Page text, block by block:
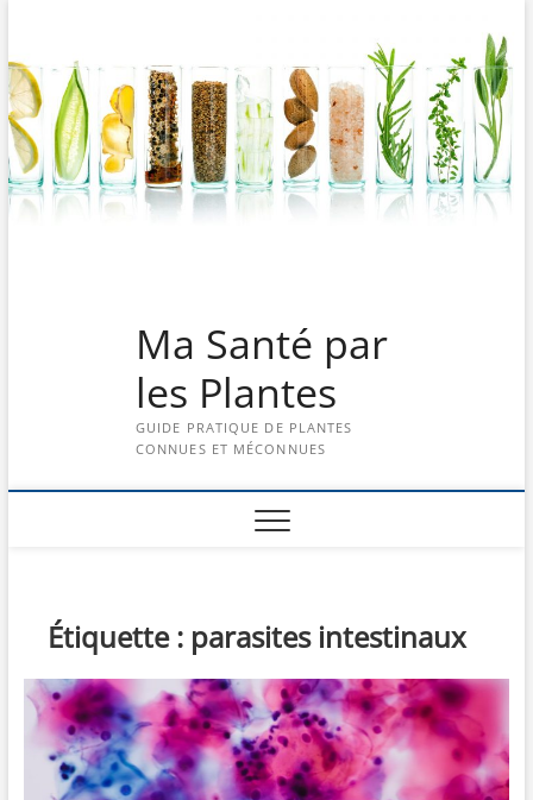
content
Ma Santé par
les Plantes
GUIDE PRATIQUE DE PLANTES
CONNUES ET MÉCONNUES
Étiquette : parasites intestinaux